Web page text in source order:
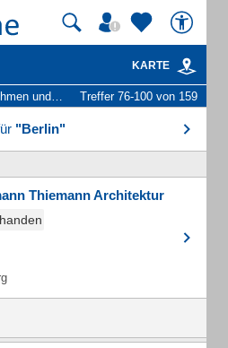
KARTE
Personen Treffer 76-100 von 159
"Berlin"
Thiemann Architektur